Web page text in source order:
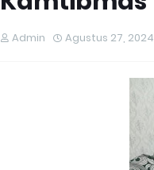
Admin Agustus 27, 2024